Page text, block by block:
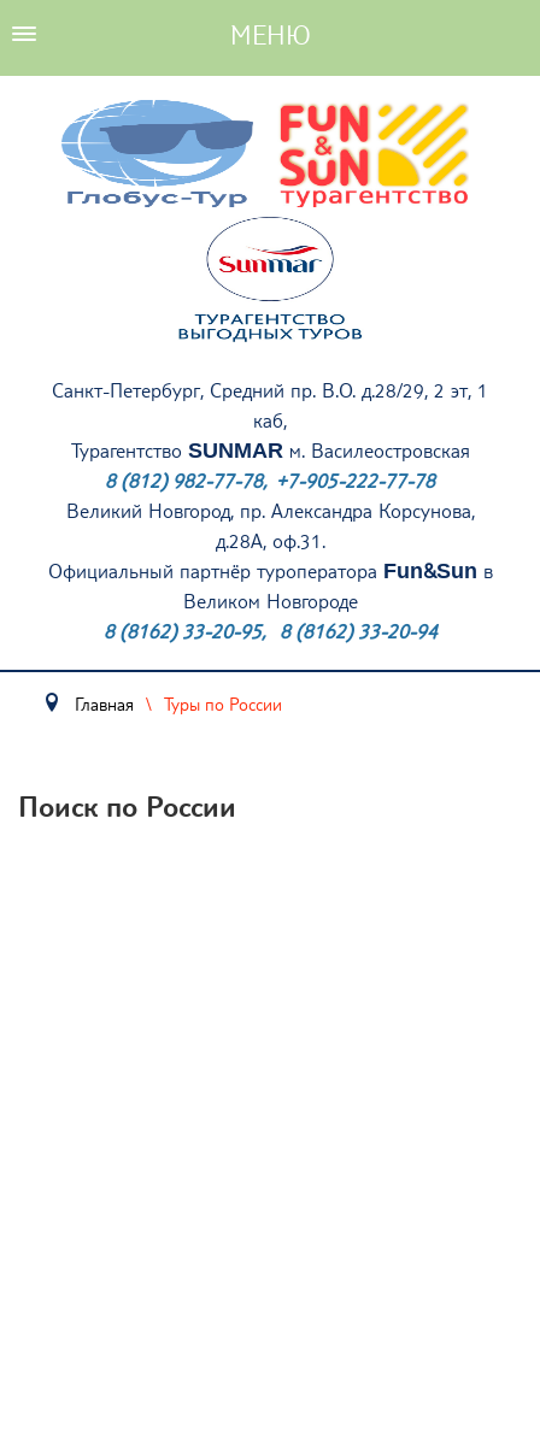
Санкт-Петербург, Средний пр. В.О. д.28/29, 2 эт, 1
каб,
Турагентство SUNMAR м. Василеостровская
8 (812) 982-77-78, +7-905-222-77-78
Великий Новгород, пр. Александра Корсунова,
д.28А, оф.31.
Официальный партнёр туроператора Fun&Sun в
Великом Новгороде
8 (8162) 33-20-95, 8 (8162) 33-20-94
Главная Туры по России
Поиск по России